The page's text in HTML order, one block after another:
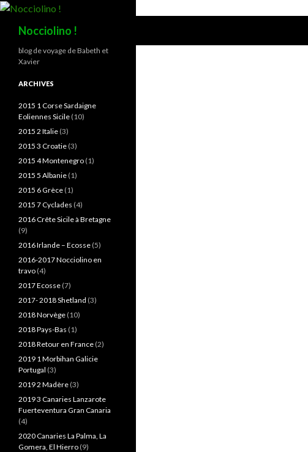
Nocciolino !
blog de voyage de Babeth et
Xavier
ARCHIVES
2015 1 Corse Sardaigne
Eoliennes Sicile (10)
2015 2 Italie (3)
2015 3 Croatie (3)
2015 4 Montenegro (1)
2015 5 Albanie (1)
2015 6 Grèce (1)
2015 7 Cyclades (4)
2016 Crête Sicile à Bretagne
(9)
2016 Irlande – Ecosse (5)
2016-2017 Nocciolino en
travo (4)
2017 Ecosse (7)
2017- 2018 Shetland (3)
2018 Norvège (10)
2018 Pays-Bas (1)
2018 Retour en France (2)
2019 1 Morbihan Galicie
Portugal (3)
2019 2 Madère (3)
2019 3 Canaries Lanzarote
Fuerteventura Gran Canaria
(4)
2020 Canaries La Palma, La
Gomera, El Hierro (9)